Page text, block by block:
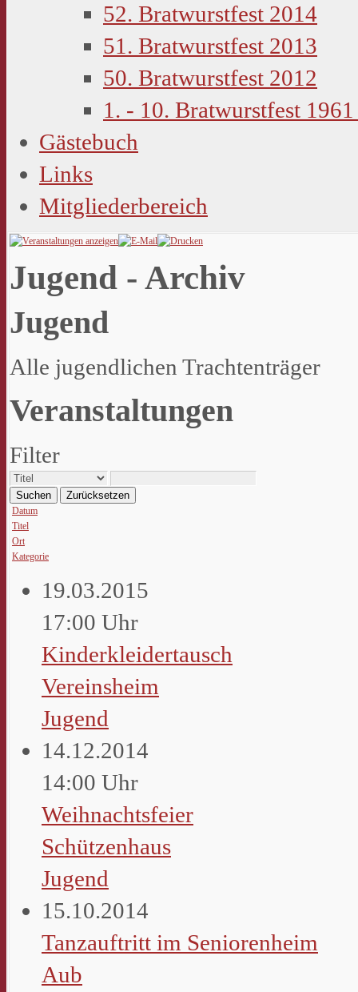
52. Bratwurstfest 2014
51. Bratwurstfest 2013
50. Bratwurstfest 2012
1. - 10. Bratwurstfest
Gästebuch
Links
Mitgliederbereich
Jugend - Archiv
Jugend
Alle jugendlichen Trachtenträger
Veranstaltungen
Filter
Suchen Zurücksetzen
Datum
Titel
Ort
Kategorie
19.03.2015
17:00 Uhr
Kinderkleidertausch
Vereinsheim
Jugend
14.12.2014
14:00 Uhr
Weihnachtsfeier
Schützenhaus
Jugend
15.10.2014
Tanzauftritt im Seniorenheim
Aub